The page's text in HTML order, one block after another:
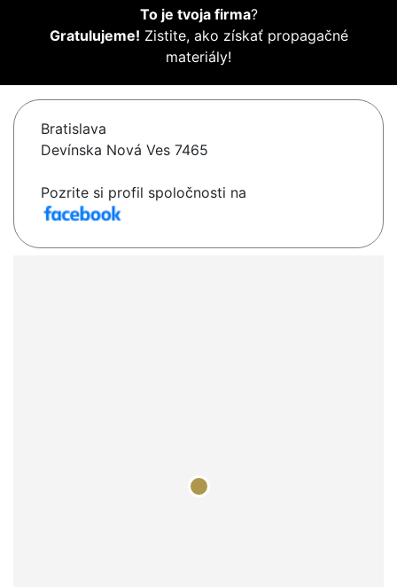
To je tvoja firma?
Gratulujeme! Zistite, ako získať propagačné
materiály!
Bratislava
Devínska Nová Ves 7465
Pozrite si profil spoločnosti na